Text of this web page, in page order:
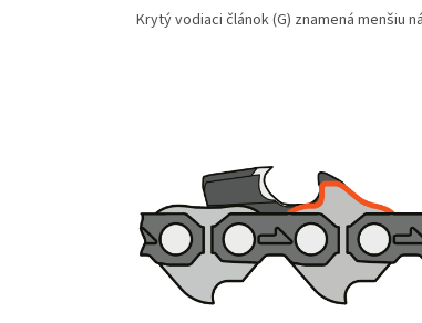
Krytý vodiaci článok (G) znamená menšiu